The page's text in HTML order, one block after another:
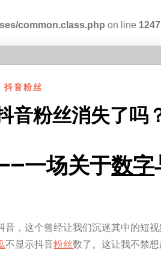
common.class.php on line 1247
抖音粉丝
音粉丝消失了吗
一场关于数字
音，这个曾经让我们沉迷其中的短
不显示抖音粉丝数了。这让我不禁